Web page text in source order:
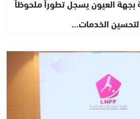
العيون يسجل تطوراً ملحوظاً
الخدمات…